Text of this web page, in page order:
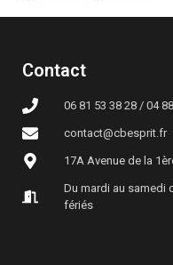
Contact
06 81 53 38 28 / 04
contact@cbesprit.fr
17A Avenue de la
Du mardi au samedi
fériés